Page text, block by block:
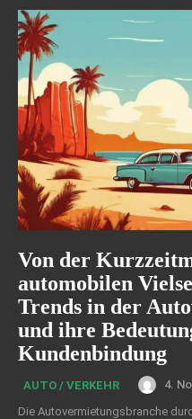
Von der
automobilen
Trends in der
und ihre
Kundenbindung
AUTO / VERKEHR
4.
Die Autovermietungsbranche